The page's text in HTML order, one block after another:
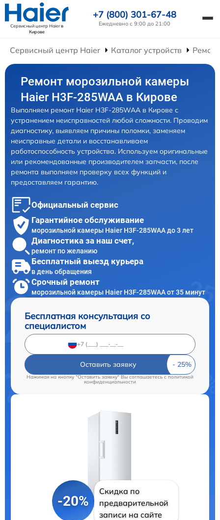
Сервисный центр Haierв
Кирове
+7 (800) 301-67-48
Ежедневно с 9:00 до 21:00
Сервисный центр Haier Каталог устройств
Ремонт морозильной камеры
Haier H3F-285WAA в Кирове
Выполняем ремонт Haier H3F-285WAA в Кирове с
устранением неисправностей любой сложности. Проводим
диагностику, выявляем причины поломки, заменяем
неисправные детали и восстанавливаем
работоспособность устройства. Используем оригинальные
или рекомендованные производителем запчасти, после
ремонта выполняем проверку всех функций и
предоставляем гарантию.
Официальный сервис
Гарантийное обслуживание
морозильной камеры Haier H3F-285WAA до 3 лет
Диагностика за наш счет,
ремонт по желанию
Бесплатный выезд курьера
в день обращения
Срочный ремонт
морозильной камеры Haier H3F-285WAA от 35 минут
Бесплатная консультация со
специалистом
Оставить заявку
Нажимая на кнопку "Оставить заявку" Вы соглашаетесь cполитикой
конфиденциальности
-20%
Скидка по
предварительной
записи на сайте